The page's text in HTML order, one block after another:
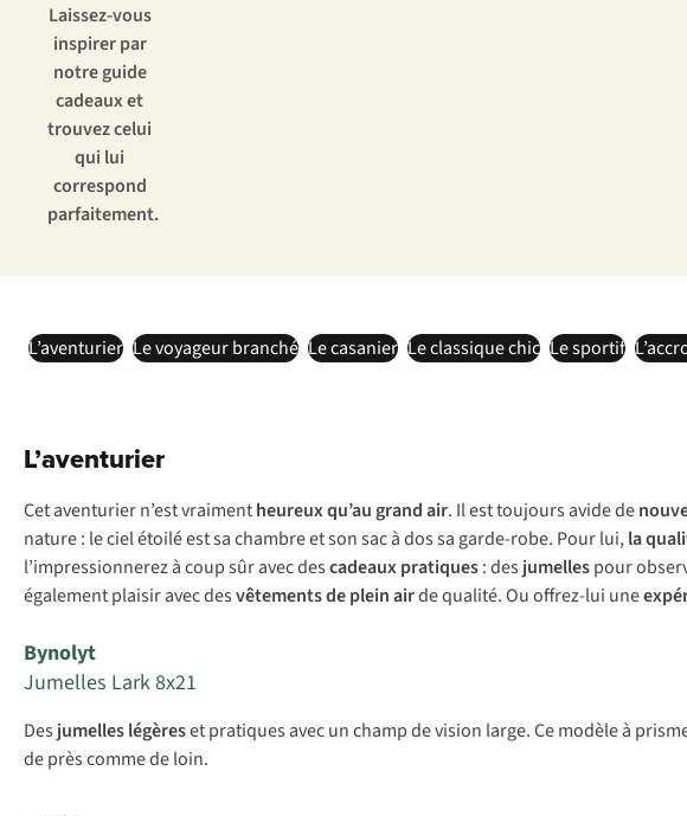
Laissez-vous
inspirer par
notre guide
cadeaux et
trouvez celui
qui lui
correspond
parfaitement.
L’aventurier Le voyageur branché Le casanier Le classique chic Le sportif
L’aventurier
Cet aventurier n’est vraimentheureux qu’au grand air. Il est toujours avide de
nature : le ciel étoilé est sa chambre et son sac à dos sa garde-robe. Pour lui,la
l’impressionnerez à coup sûr avec descadeaux pratiques: des jumellespour
également plaisir avec desvêtements de plein airde qualité. Ou offrez-lui une
Bynolyt
Jumelles Lark 8x21
Des jumelleslégèreset pratiques avec un champ de vision large. Ce modèle à
de près comme de loin.